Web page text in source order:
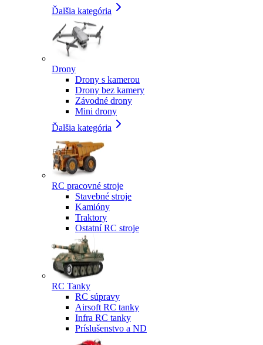
Ďalšia kategória
Drony
Drony s kamerou
Drony bez kamery
Závodné drony
Mini drony
Ďalšia kategória
RC pracovné stroje
Stavebné stroje
Kamióny
Traktory
Ostatní RC stroje
RC Tanky
RC súpravy
Airsoft RC tanky
Infra RC tanky
Príslušenstvo a ND